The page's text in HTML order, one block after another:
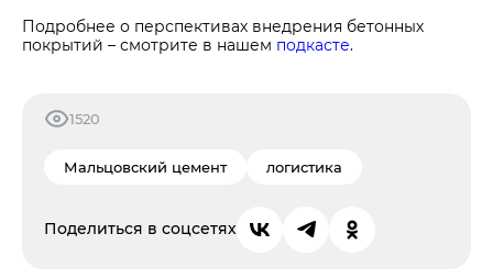
Подробнее о перспективах внедрения бетонных
покрытий – смотрите в нашем подкасте.
1520
Мальцовский цемент логистика
Поделиться в соцсетях